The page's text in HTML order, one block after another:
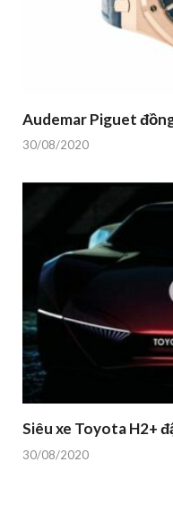
Audemar Piguet
30/08/2020
Siêu xe Toyota H2+
30/08/2020